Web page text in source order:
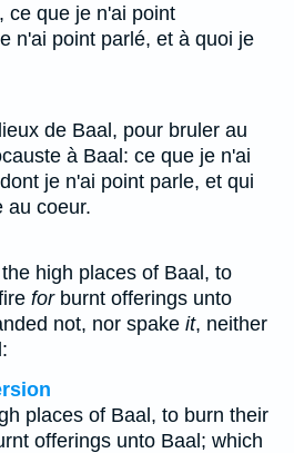
ce que je n'ai point
n'ai point parlé, et à quoi je
de Baal, pour bruler au
à Baal: ce que je n'ai
je n'ai point parle, et qui
au coeur.
high places of Baal, to
forburnt offerings unto
not, nor spake it, neither
places of Baal, to burn their
offerings unto Baal; which